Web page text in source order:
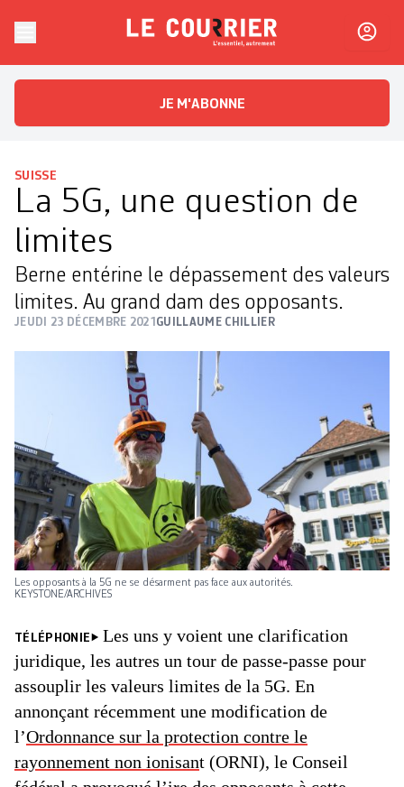
Le CourrierL'essentiel, autrement
JE M'ABONNE
SUISSE
La 5G, une question de
limites
Berne entérine le dépassement des valeurs
limites. Au grand dam des opposants.
JEUDI 23 DÉCEMBRE 2021 GUILLAUME CHILLIER
Les opposants à la 5G ne se désarment pas face aux ­autorités.
KEYSTONE/ARCHIVES
TÉLÉPHONIE
Les uns y voient une clarification
juridique, les autres un tour de passe-passe pour
assouplir les valeurs limites de la 5G. En
annonçant récemment une modification de
l’Ordonnance sur la protection contre le
rayonnement non ionisant (ORNI), le Conseil